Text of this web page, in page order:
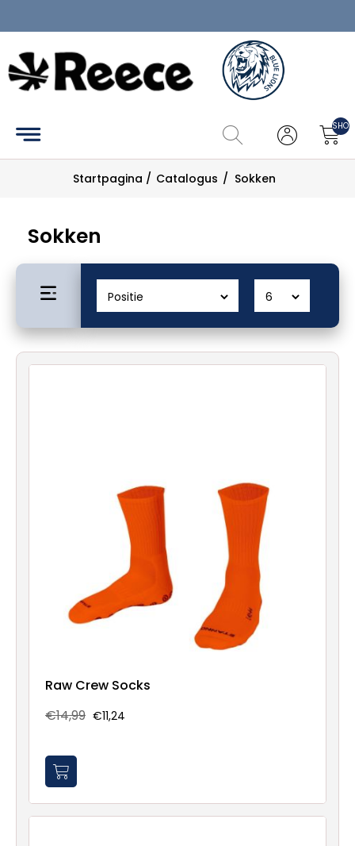
Home
Hockey
Tennis
Catalogus
Maattabel
Mijn
account
Startpagina / Catalogus / Sokken
Sokken
Raw Crew Socks
€14,99 €11,24